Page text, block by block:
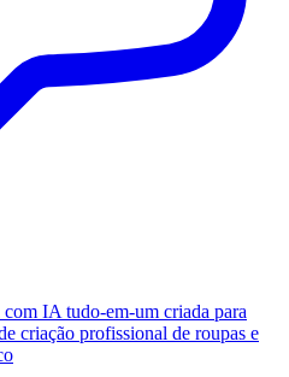
IA tudo-em-um criada para
criação profissional de roupas e